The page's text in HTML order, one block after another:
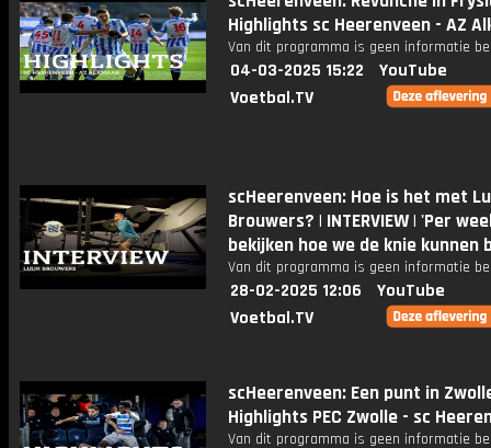
Highlights sc Heerenveen - AZ
Van dit programma is geen informatie
04-03-2025 15:22
YouTube
Voetbal.TV
scHeerenveen: Hoe is het met
Brouwers? | INTERVIEW | 'Per
bekijken hoe we de knie kunnen
Van dit programma is geen informatie
28-02-2025 12:06
YouTube
Voetbal.TV
scHeerenveen: Een punt in
Highlights PEC Zwolle - sc
Van dit programma is geen informatie